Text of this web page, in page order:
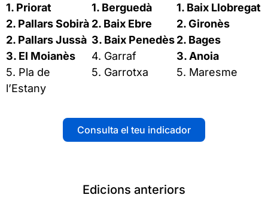
1. Priorat
2. Pallars Sobirà
2. Pallars Jussà
3. El Moianès
5. Pla de
l’Estany
1. Berguedà
2. Baix Ebre
3. Baix Penedès
4. Garraf
5. Garrotxa
1. Baix Llobregat
2. Gironès
2. Bages
3. Anoia
5. Maresme
Consulta el teu indicador
Edicions anteriors